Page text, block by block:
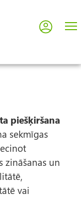
User
piešķiršana
sekmīgas
zināšanas un
vai